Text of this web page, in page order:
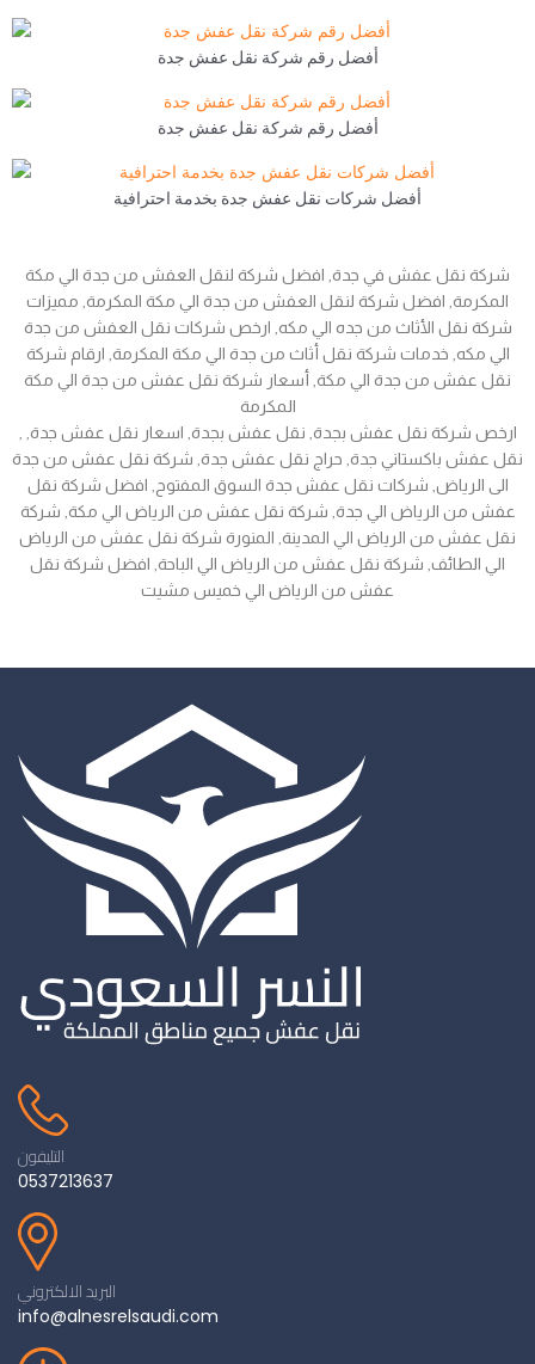
أفضل رقم شركة نقل عفش جدة
أفضل رقم شركة نقل عفش جدة
أفضل شركات نقل عفش جدة بخدمة احترافية
شركة نقل عفش في جدة, افضل شركة لنقل العفش من جدة الي مكة
المكرمة, افضل شركة لنقل العفش من جدة الي مكة المكرمة, مميزات
شركة نقل الأثاث من جده الي مكه, ارخص شركات نقل العفش من جدة
الي مكه, خدمات شركة نقل أثاث من جدة الي مكة المكرمة, ارقام شركة
نقل عفش من جدة الي مكة, أسعار شركة نقل عفش من جدة الي مكة
المكرمة
نقل عفش باكستاني جدة, حراج نقل عفش جدة, شركة نقل عفش من جدة
الى الرياض, شركات نقل عفش جدة السوق المفتوح, افضل شركة نقل
عفش من الرياض الي جدة, شركة نقل عفش من الرياض الي مكة, شركة
نقل عفش من الرياض الي المدينة, المنورة شركة نقل عفش من الرياض
الي الطائف, شركة نقل عفش من الرياض الي الباحة, افضل شركة نقل
عفش من الرياض الي خميس مشيت
التليفون
0537213637
البريد الالكتروني
info@alnesrelsaudi.com